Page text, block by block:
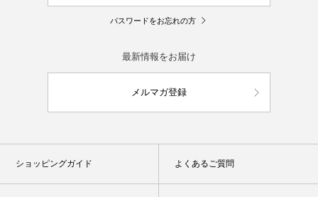
パスワードをお忘れの方
最新情報をお届け
メルマガ登録
ショッピングガイド よくあるご質問